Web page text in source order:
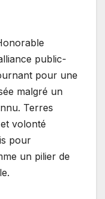
public-
pour une
malgré un
Terres
volonté
pour
un pilier de